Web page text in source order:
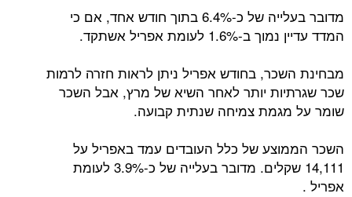
מדובר בעלייה של כ-6.4% בתוך חודש אחד, אם כי
המדד עדיין נמוך ב-1.6% לעומת אפריל אשתקד.
מבחינת השכר, בחודש אפריל ניתן לראות חזרה לרמות
שכר שגרתיות יותר לאחר השיא של מרץ, אבל השכר
שומר על מגמת צמיחה שנתית קבועה.
השכר הממוצע של כלל העובדים עמד באפריל על
14,111 שקלים. מדובר בעלייה של כ-3.9% לעומת
אפריל .